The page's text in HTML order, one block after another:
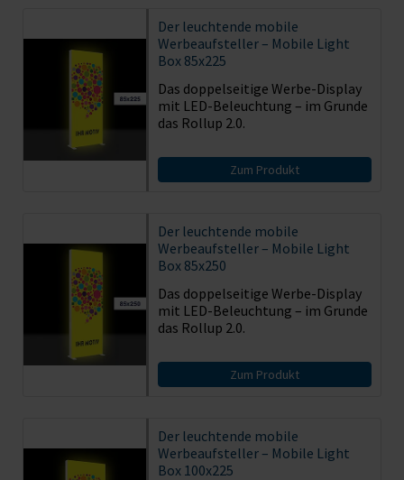
Der leuchtende mobile
Werbeaufsteller – Mobile Light
Box 85x225
Das doppelseitige Werbe-Display
mit LED-Beleuchtung – im Grunde
das Rollup 2.0.
Zum Produkt
Der leuchtende mobile
Werbeaufsteller – Mobile Light
Box 85x250
Das doppelseitige Werbe-Display
mit LED-Beleuchtung – im Grunde
das Rollup 2.0.
Zum Produkt
Der leuchtende mobile
Werbeaufsteller – Mobile Light
Box 100x225